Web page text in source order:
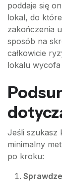
poddaje się
lokal, do
zakończenia
sposób na
całkowicie
lokalu wycofa
Jeśli szukasz
minimalny
po kroku: